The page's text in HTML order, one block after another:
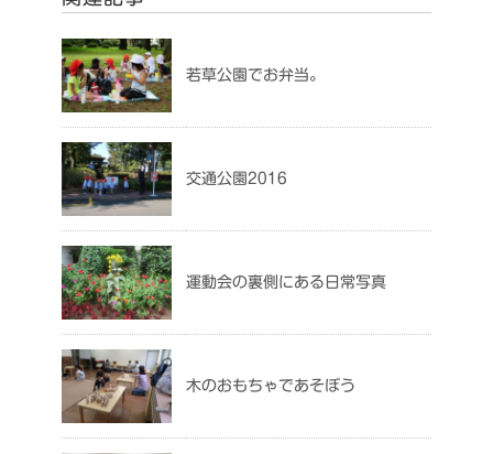
若草公園でお弁当。
交通公園2016
運動会の裏側にある日常写真
木のおもちゃであそぼう